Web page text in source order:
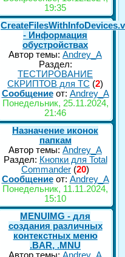
19:35
- Информация
обустройствах
Автор темы: Andrey_A
Раздел:
ТЕСТИРОВАНИЕ
СКРИПТОВ для TC (2)
Сообщениеот: Andrey_A
Понедельник, 25.11.2024,
21:46
Назначение иконок
папкам
Автор темы: Andrey_A
Раздел: Кнопки для Total
Commander (20)
Сообщениеот: Andrey_A
Понедельник, 11.11.2024,
15:10
MENUIMG - для
создания различных
контекстных меню
.BAR, .MNU